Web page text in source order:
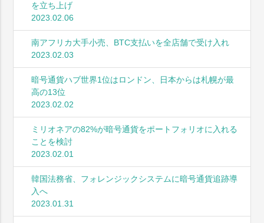
を立ち上げ
2023.02.06
南アフリカ大手小売、BTC支払いを全店舗で受け入れ
2023.02.03
暗号通貨ハブ世界1位はロンドン、日本からは札幌が最
高の13位
2023.02.02
ミリオネアの82%が暗号通貨をポートフォリオに入れる
ことを検討
2023.02.01
韓国法務省、フォレンジックシステムに暗号通貨追跡導
入へ
2023.01.31